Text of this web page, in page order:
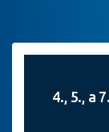
4., 5., a